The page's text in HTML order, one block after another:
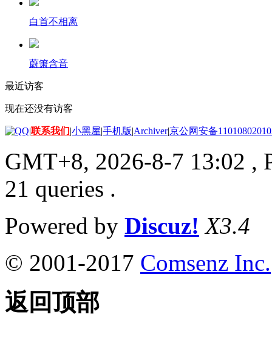
白首不相离
蔚箫含音
最近访客
现在还没有访客
|联系我们|小黑屋|手机版|Archiver|京公网安备
GMT+8, 2026-8-7 13:02 ,
21 queries .
Powered by Discuz! X3.4
© 2001-2017 Comsenz Inc.
返回顶部